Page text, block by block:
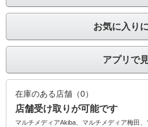
お気に入り
アプリで
在庫のある店舗（0）
店舗受け取りが可能です
マルチメディアAkiba、マルチメディア梅田